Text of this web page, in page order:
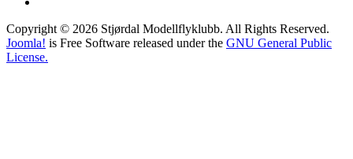
Copyright © 2026 Stjørdal Modellflyklubb. All Rights Reserved.
Joomla! is Free Software released under the GNU General Public
License.